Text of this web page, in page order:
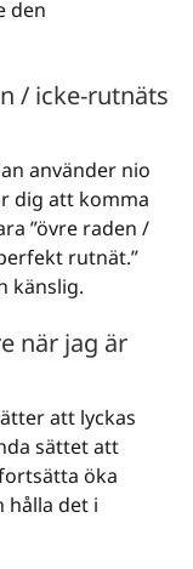
den
/ icke-rutnäts
använder nio
dig att komma
”övre raden /
rutnät.”
känslig.
när jag är
att lyckas
sättet att
öka
hålla det i